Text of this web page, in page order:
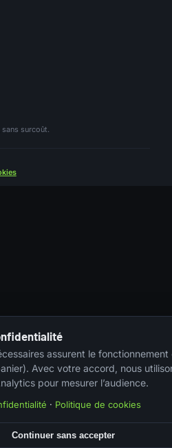
surcoût.
assurent le fonctionnement
Avec votre accord, nous
pour mesurer l’audience.
· Politique de cookies
Continuer sans accepter